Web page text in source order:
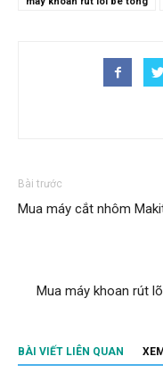
Bài trước
Mua máy cắt nhôm
Mua máy khoan rút
BÀI VIẾT LIÊN QUAN